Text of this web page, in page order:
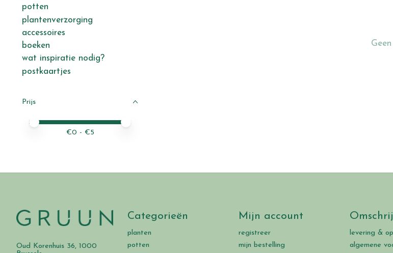
potten
plantenverzorging
accessoires
boeken
wat inspiratie nodig?
postkaartjes
Prijs
Minimale prijswaarde
Price maximum value
€0 - €5
Oud Korenhuis 36, 1000
Categorieën
planten
potten
Mijn account
registreer
mijn bestelling
levering &
algemene